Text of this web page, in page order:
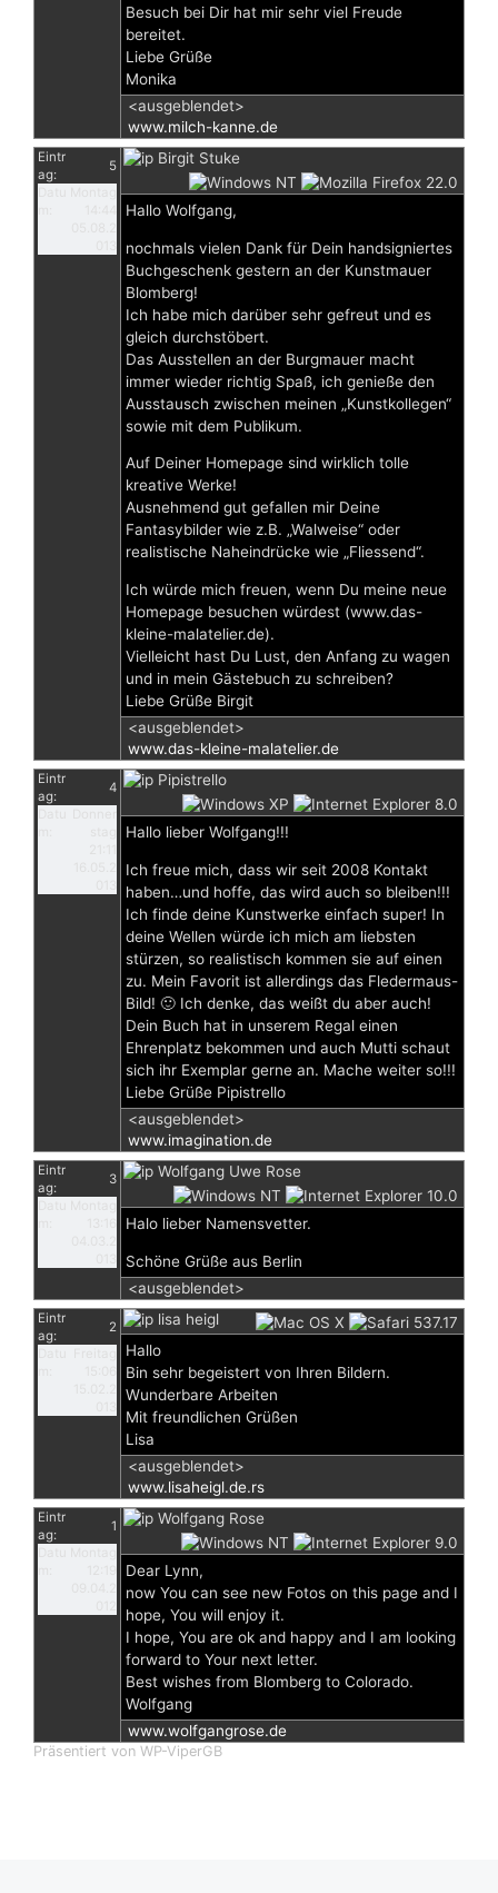
Besuch bei Dir hat mir sehr viel Freude
bereitet.
Liebe Grüße
Monika
<ausgeblendet>
www.milch-kanne.de
Eintr
ag:
5
Birgit Stuke
Hallo Wolfgang,
nochmals vielen Dank für Dein handsigniertes
Buchgeschenk gestern an der Kunstmauer
Blomberg!
Ich habe mich darüber sehr gefreut und es
gleich durchstöbert.
Das Ausstellen an der Burgmauer macht
immer wieder richtig Spaß, ich genieße den
Ausstausch zwischen meinen „Kunstkollegen“
sowie mit dem Publikum.
Auf Deiner Homepage sind wirklich tolle
kreative Werke!
Ausnehmend gut gefallen mir Deine
Fantasybilder wie z.B. „Walweise“ oder
realistische Naheindrücke wie „Fliessend“.
Ich würde mich freuen, wenn Du meine neue
Homepage besuchen würdest (www.das-
kleine-malatelier.de).
Vielleicht hast Du Lust, den Anfang zu wagen
und in mein Gästebuch zu schreiben?
Liebe Grüße Birgit
<ausgeblendet>
www.das-kleine-malatelier.de
Eintr
ag:
4
Pipistrello
Hallo lieber Wolfgang!!!
Ich freue mich, dass wir seit 2008 Kontakt
haben…und hoffe, das wird auch so bleiben!!!
Ich finde deine Kunstwerke einfach super! In
deine Wellen würde ich mich am liebsten
stürzen, so realistisch kommen sie auf einen
zu. Mein Favorit ist allerdings das Fledermaus-
Bild! 🙂 Ich denke, das weißt du aber auch!
Dein Buch hat in unserem Regal einen
Ehrenplatz bekommen und auch Mutti schaut
sich ihr Exemplar gerne an. Mache weiter so!!!
Liebe Grüße Pipistrello
<ausgeblendet>
www.imagination.de
Eintr
ag:
3
Wolfgang Uwe Rose
Halo lieber Namensvetter.
Schöne Grüße aus Berlin
<ausgeblendet>
Eintr
ag:
2
lisa heigl
Hallo
Bin sehr begeistert von Ihren Bildern.
Wunderbare Arbeiten
Mit freundlichen Grüßen
Lisa
<ausgeblendet>
www.lisaheigl.de.rs
Eintr
ag:
1
Wolfgang Rose
Dear Lynn,
now You can see new Fotos on this page and I
hope, You will enjoy it.
I hope, You are ok and happy and I am looking
forward to Your next letter.
Best wishes from Blomberg to Colorado.
Wolfgang
www.wolfgangrose.de
Präsentiert von WP-ViperGB